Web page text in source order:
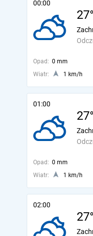
00:00
Opad: 0 mm
Wiatr:
1 km/h
01:00
Opad: 0 mm
Wiatr:
1 km/h
02:00